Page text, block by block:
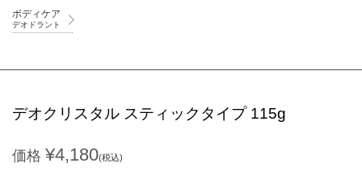
ボディケア
デオドラント
デオクリスタル スティックタイプ 115g
価格 ¥4,180(税込)